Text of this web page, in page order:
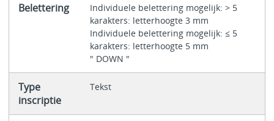
Belettering
Individuele belettering mogelijk: > 5
karakters: letterhoogte 3 mm
Individuele belettering mogelijk: ≤ 5
karakters: letterhoogte 5 mm
" DOWN "
Type
inscriptie
Tekst